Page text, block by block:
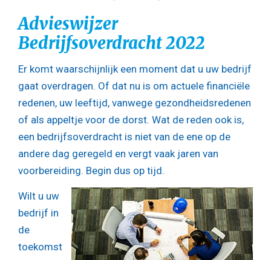
Advieswijzer
Bedrijfsoverdracht 2022
Er komt waarschijnlijk een moment dat u uw bedrijf
gaat overdragen. Of dat nu is om actuele financiële
redenen, uw leeftijd, vanwege gezondheidsredenen
of als appeltje voor de dorst. Wat de reden ook is,
een bedrijfsoverdracht is niet van de ene op de
andere dag geregeld en vergt vaak jaren van
voorbereiding. Begin dus op tijd.
Wilt u uw
bedrijf in
de
toekomst